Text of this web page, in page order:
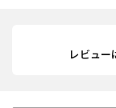
レビュー